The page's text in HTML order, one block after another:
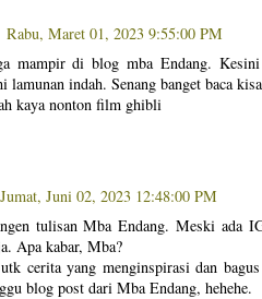
Rabu, Maret 01, 2023 9:55:00 PM
mampir di blog mba Endang.
lamunan indah. Senang banget baca
kaya nonton film ghibli
Jumat, Juni 02, 2023 12:48:00 PM
tulisan Mba Endang. Meski ada
Apa kabar, Mba?
cerita yang menginspirasi dan
blog post dari Mba Endang, hehehe.